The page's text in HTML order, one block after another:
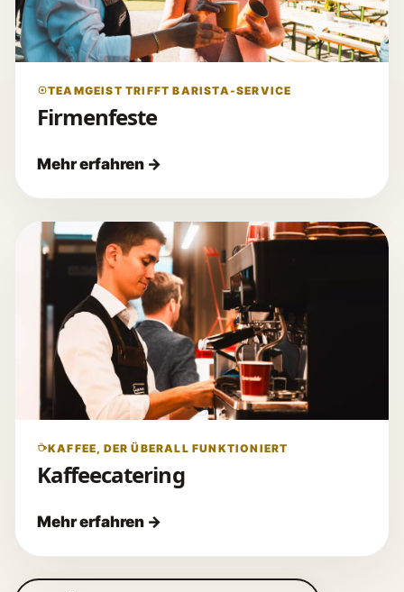
TEAMGEIST TRIFFT BARISTA-SERVICE
Firmenfeste
KAFFEE, DER ÜBERALL FUNKTIONIERT
Kaffeecatering